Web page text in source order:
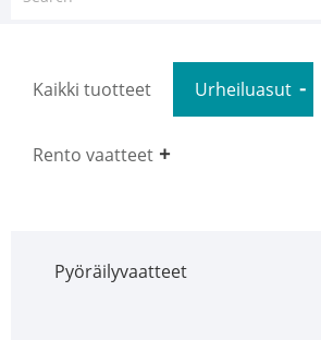
Kaikki tuotteet Urheiluasut
Rento vaatteet
Pyöräilyvaatteet